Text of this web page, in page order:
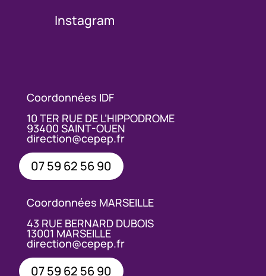
Instagram
Coordonnées IDF
10 TER RUE DE L’HIPPODROME
93400 SAINT-OUEN
direction@cepep.fr
07 59 62 56 90
Coordonnées MARSEILLE
43 RUE BERNARD DUBOIS
13001 MARSEILLE
direction@cepep.fr
07 59 62 56 90